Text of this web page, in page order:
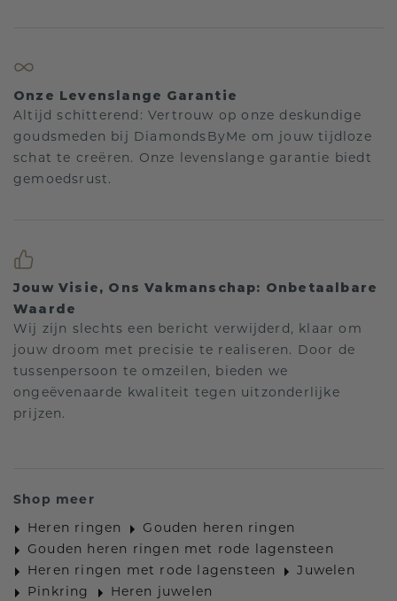
Onze Levenslange Garantie
Altijd schitterend: Vertrouw op onze deskundige
goudsmeden bij DiamondsByMe om jouw tijdloze
schat te creëren. Onze levenslange garantie biedt
gemoedsrust.
Jouw Visie, Ons Vakmanschap: Onbetaalbare
Waarde
Wij zijn slechts een bericht verwijderd, klaar om
jouw droom met precisie te realiseren. Door de
tussenpersoon te omzeilen, bieden we
ongeëvenaarde kwaliteit tegen uitzonderlijke
prijzen.
Shop meer
Heren ringen
Gouden heren ringen
Gouden heren ringen met rode lagensteen
Heren ringen met rode lagensteen
Juwelen
Pinkring
Heren juwelen